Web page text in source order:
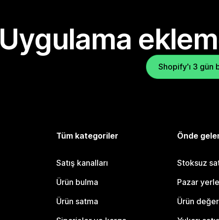
Uygulama
Shopify'ı 3 gün
Tüm kategoriler
Satış kanalları
Ürün bulma
Ürün satma
Önde
Stoksuz
Pazar
Ürün